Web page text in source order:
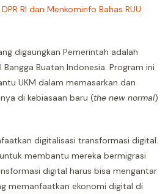
RI dan Menkominfo Bahas RUU
digaungkan Pemerintah adalah
Buatan Indonesia. Program ini
UKM dalam memasarkan dan
di kebiasaan baru (the new normal)
digitalisasi transformasi digital.
membantu mereka bermigrasi
digital harus bisa mengantar
memanfaatkan ekonomi digital di